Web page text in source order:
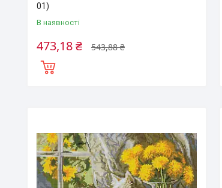
01)
В наявності
543,88 ₴
473,18 ₴